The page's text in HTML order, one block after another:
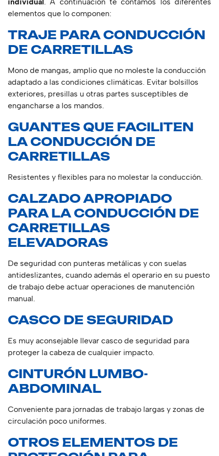
elementos que lo componen:
TRAJE PARA CONDUCCIÓN
DE CARRETILLAS
Mono de mangas, amplio que no moleste la conducción
adaptado a las condiciones climáticas. Evitar bolsillos
exteriores, presillas u otras partes susceptibles de
engancharse a los mandos.
GUANTES QUE FACILITEN
LA CONDUCCIÓN DE
CARRETILLAS
Resistentes y flexibles para no molestar la conducción.
CALZADO APROPIADO
PARA LA CONDUCCIÓN DE
CARRETILLAS
ELEVADORAS
De seguridad con punteras metálicas y con suelas
antideslizantes, cuando además el operario en su puesto
de trabajo debe actuar operaciones de manutención
manual.
CASCO DE SEGURIDAD
Es muy aconsejable llevar casco de seguridad para
proteger la cabeza de cualquier impacto.
CINTURÓN LUMBO-
ABDOMINAL
Conveniente para jornadas de trabajo largas y zonas de
circulación poco uniformes.
OTROS ELEMENTOS DE